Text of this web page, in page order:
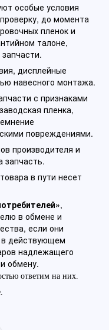
особые условия
до момента
пленок и
талоне,
дисплейные
навесного монтажа.
с признаками
пленка,
повреждениями.
производителя и
запчасть.
в пути несет
,
в обмене и
если они
в действующем
надлежащего
обмену.
ответим на них.